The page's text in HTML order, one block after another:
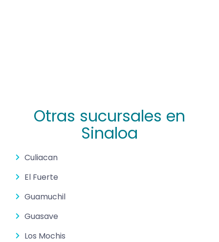
Otras sucursales en
Sinaloa
Culiacan
El Fuerte
Guamuchil
Guasave
Los Mochis